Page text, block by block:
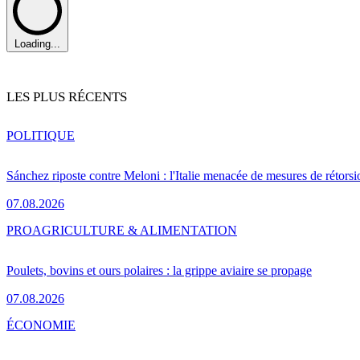
Loading...
LES PLUS RÉCENTS
Sánchez riposte contre Meloni : l'Italie menacée de mesures de
07.08.2026
POLITIQUE
Poulets, bovins et ours polaires : la grippe aviaire se propage
07.08.2026
PROAGRICULTURE & ALIMENTATION
ÉCONOMIE